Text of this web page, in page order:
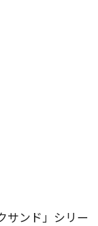
サンド」シリー